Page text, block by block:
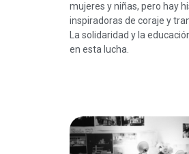
mujeres y niñas, pero hay
inspiradoras de coraje y
La solidaridad y la
en esta lucha.